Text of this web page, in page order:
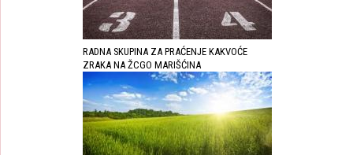
RADNA SKUPINA ZA PRAĆENJE KAKVOĆE
ZRAKA NA ŽCGO MARIŠĆINA